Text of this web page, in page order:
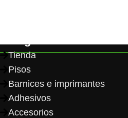
Tienda
Pisos
Barnices e imprimantes
Adhesivos
Accesorios